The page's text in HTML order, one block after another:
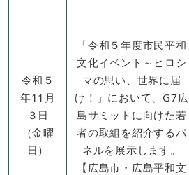
令和５
年11月
３日
（金曜
日）
「令和５年度市民平和
文化イベント～ヒロシ
マの思い、世界に届
け！」において、G7広
島サミットに向けた若
者の取組を紹介するパ
ネルを展示します。
【広島市・広島平和文